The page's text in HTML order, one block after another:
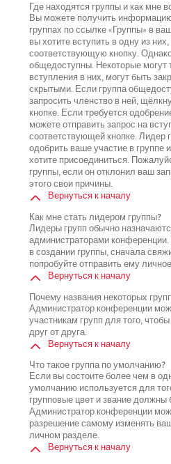
Где находятся группы и как мне
Вы можете получить
группах по ссылке «Группы» в
вы хотите вступить в одну из
соответствующую кнопку.
общедоступны. Некоторые могут
вступления в них, могут быть
скрытыми. Если группа
запросить членство в ней,
кнопке. Если требуется
можете отправить запрос на
соответствующей кнопке. Лидер
одобрить ваше участие в группе
хотите присоединиться.
группы, если он отклонил ваш
этого свои причины.
Вернуться к началу
Как мне стать лидером группы?
Лидеры групп обычно
администраторами
в создании группы, сначала
попробуйте отправить ему
Вернуться к началу
Почему названия некоторых
Администратор конференции
участникам групп для того,
друг от друга.
Вернуться к началу
Что такое группа по умолчанию?
Если вы состоите более чем в
умолчанию используется для
групповые цвет и звание
Администратор конференции
разрешение самому изменять
личном разделе.
Вернуться к началу